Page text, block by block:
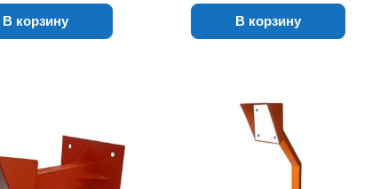
В корзину В корзину